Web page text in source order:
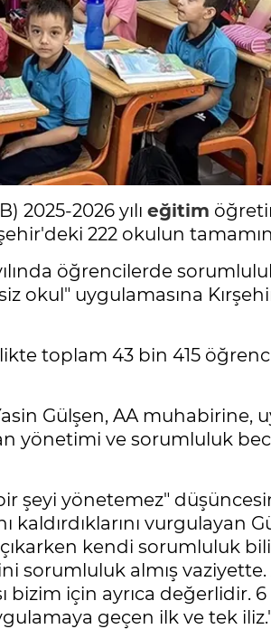
2025-2026 yılı eğitim
222 okulun
öğrencilerde
okul" uygulamasına
toplam 43 bin 415
Gülşen, AA muhabirine,
yönetimi ve sorumluluk
şeyi yönetemez"
kaldırdıklarını vurgulayan
kendi sorumluluk
sorumluluk almış
bizim için ayrıca değerlidir.
geçen ilk ve tek